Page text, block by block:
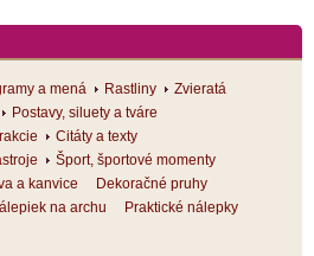
a mená Rastliny
Zvieratá
Postavy, siluety a tváre
Citáty a texty
Šport, športové momenty
a kanvice
Dekoračné pruhy
na archu
Praktické nálepky